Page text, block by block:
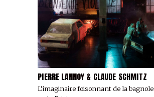
PIERRE LANNOY & CLAUDE SCHMITZ
L'imaginaire foisonnant de la bagnole